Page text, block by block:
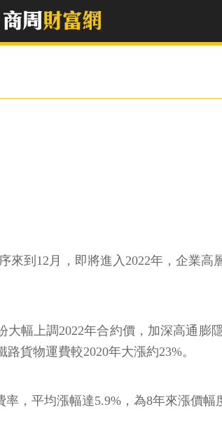
到12月，即將進入2022年，企業
幅上調2022年合約價，加深高通
貨物運費較2020年大漲約23%。
，平均漲幅達5.9%，為8年來漲價幅